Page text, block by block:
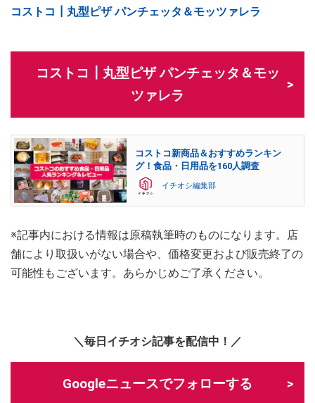
コストコ┃丸型ピザ パンチェッタ＆モッツァレラ
コストコ┃丸型ピザ パンチェッタ＆モッ
ツァレラ
コストコ新商品＆おすすめランキン
グ！食品・日用品を160人調査
イチオシ編集部
※記事内における情報は原稿執筆時のものになります。店
舗により取扱いがない場合や、価格変更および販売終了の
可能性もございます。あらかじめご了承ください。
＼毎日イチオシ記事を配信中！／
Googleニュースでフォローする